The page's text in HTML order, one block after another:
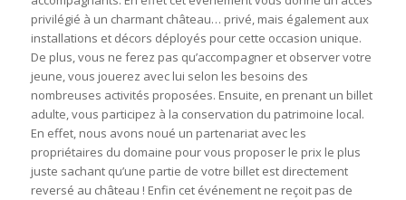
privilégié à un charmant château… privé, mais également aux
installations et décors déployés pour cette occasion unique.
De plus, vous ne ferez pas qu’accompagner et observer votre
jeune, vous jouerez avec lui selon les besoins des
nombreuses activités proposées. Ensuite, en prenant un billet
adulte, vous participez à la conservation du patrimoine local.
En effet, nous avons noué un partenariat avec les
propriétaires du domaine pour vous proposer le prix le plus
juste sachant qu’une partie de votre billet est directement
reversé au château ! Enfin cet événement ne reçoit pas de